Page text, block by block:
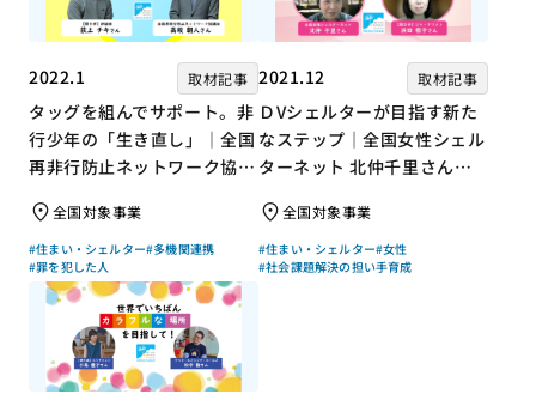
2022.1 取材記事
タッグを組んでサポート。非
行少年の「生き直し」｜全国
再非行防止ネットワーク協議
上チキさん【聞き手】
全国対象事業
#住まい・シェルター#多機関連携
#罪を犯した人
2021.12 取材記事
ＤVシェルターが目指す新た
なステップ｜全国女性シェル
ターネット 北仲千里さん×
ん【聞き手】
全国対象事業
#住まい・シェルター#女性
#社会課題解決の担い手育成